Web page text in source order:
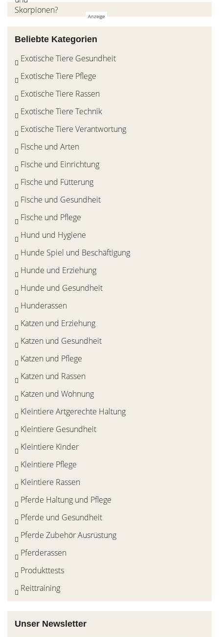
Beliebte Kategorien
Exotische Tiere Gesundheit
Exotische Tiere Pflege
Exotische Tiere Rassen
Exotische Tiere Technik
Exotische Tiere Verantwortung
Fische und Arten
Fische und Einrichtung
Fische und Fütterung
Fische und Gesundheit
Fische und Pflege
Hund und Hygiene
Hunde Spiel und Beschäftigung
Hunde und Erziehung
Hunde und Gesundheit
Hunderassen
Katzen und Erziehung
Katzen und Gesundheit
Katzen und Pflege
Katzen und Rassen
Katzen und Wohnung
Kleintiere Artgerechte Haltung
Kleintiere Gesundheit
Kleintiere Kinder
Kleintiere Pflege
Kleintiere Rassen
Pferde Haltung und Pflege
Pferde und Gesundheit
Pferde Zubehör Ausrüstung
Pferderassen
Produkttests
Reittraining
Unser Newsletter